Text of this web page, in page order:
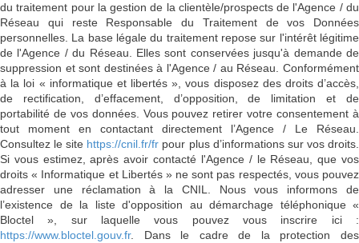
du traitement pour la gestion de la clientèle/prospects de l'Agence / du
Réseau qui reste Responsable du Traitement de vos Données
personnelles. La base légale du traitement repose sur l'intérêt légitime
de l'Agence / du Réseau. Elles sont conservées jusqu'à demande de
suppression et sont destinées à l'Agence / au Réseau. Conformément
à la loi « informatique et libertés », vous disposez des droits d’accès,
de rectification, d’effacement, d’opposition, de limitation et de
portabilité de vos données. Vous pouvez retirer votre consentement à
tout moment en contactant directement l’Agence / Le Réseau.
Consultez le site https://cnil.fr/fr pour plus d’informations sur vos droits.
Si vous estimez, après avoir contacté l'Agence / le Réseau, que vos
droits « Informatique et Libertés » ne sont pas respectés, vous pouvez
adresser une réclamation à la CNIL. Nous vous informons de
l’existence de la liste d'opposition au démarchage téléphonique «
Bloctel », sur laquelle vous pouvez vous inscrire ici :
https://www.bloctel.gouv.fr. Dans le cadre de la protection des